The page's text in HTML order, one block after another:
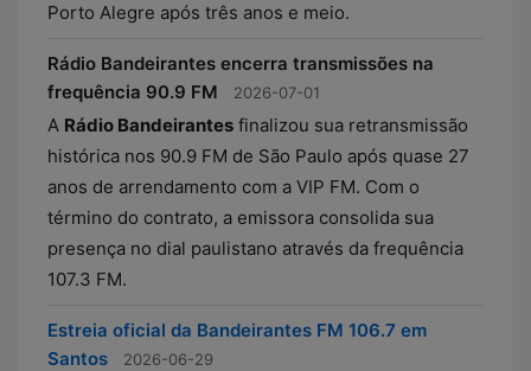
Porto Alegre após três anos e meio.
Rádio Bandeirantes encerra transmissões na
frequência 90.9 FM
2026-07-01
A Rádio Bandeirantes finalizou sua retransmissão
histórica nos 90.9 FM de São Paulo após quase 27
anos de arrendamento com a VIP FM. Com o
término do contrato, a emissora consolida sua
presença no dial paulistano através da frequência
107.3 FM.
Estreia oficial da Bandeirantes FM 106.7 em
Santos
2026-06-29